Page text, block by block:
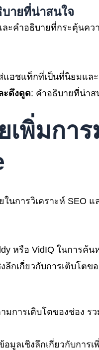
ายที่น่าสนใจ
ละคำอธิบายที่กระตุ้น
แฮชแท็กที่เป็นที่นิยมแล
ะดึงดูด: คำอธิบายที่น่า
เพิ่มกา
ในการวิเคราะห์
หรือ VidIQ ในการ
ลึกเกี่ยวกับการเติบโต
มการเติบโตของช่อง
อมูลเชิงลึกเกี่ยวกับกา